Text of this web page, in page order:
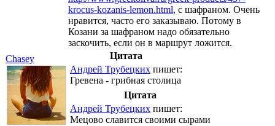
Chasey
krocus-kozanis-lemon.html, с шафраном. Очень
нравится, часто его заказываю. Потому в
Козани за шафраном надо обязательно
заскочить, если он в маршрут ложится.
Цитата
Андрей Трубецких пишет:
Гревена - грибная столица
Цитата
Андрей Трубецких пишет:
Мецово славится своими сырами